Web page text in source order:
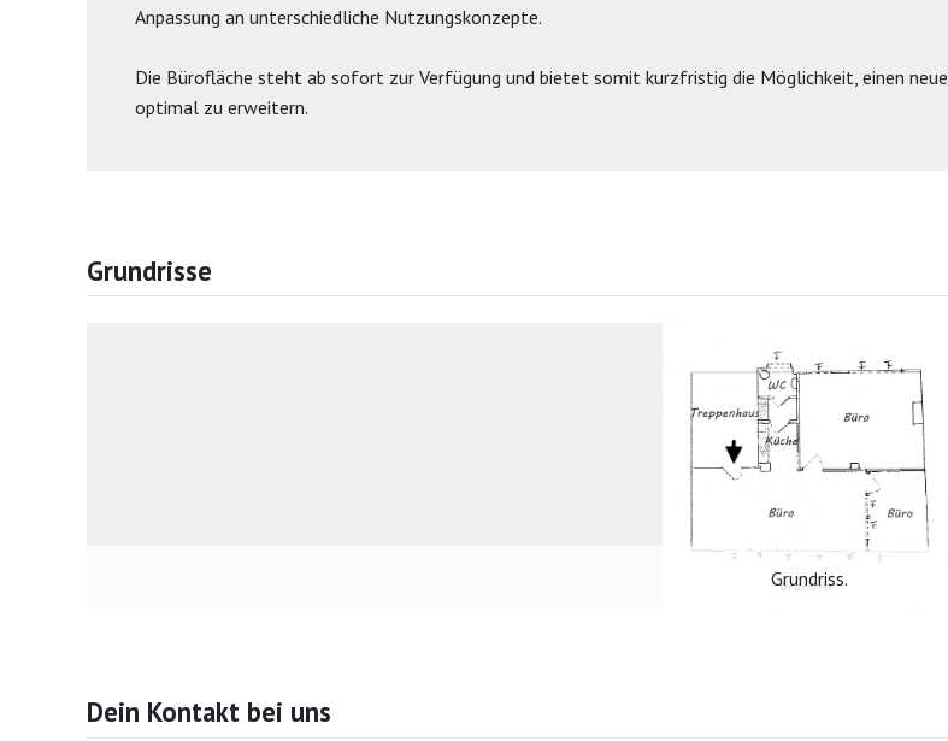
Anpassung an unterschiedliche Nutzungskonzepte.
Die Bürofläche steht ab sofort zur Verfügung und bietet somit kurzfristig die Möglichkeit, einen
optimal zu erweitern.
Grundrisse
Grundriss.
Dein Kontakt bei uns